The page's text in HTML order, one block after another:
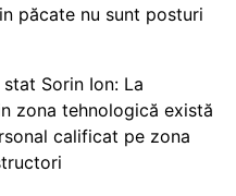
păcate nu sunt posturi
Sorin Ion: La
zona tehnologică există
calificat pe zona